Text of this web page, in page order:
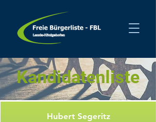
Kandidatenliste
Hubert Segeritz